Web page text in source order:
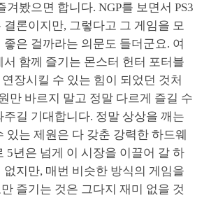
겨봤으면 합니다. NGP를 보면서 PS3
결론이지만, 그렇다고 그 게임을 모
은 걸까라는 의문도 들더군요. 여
서 함께 즐기는 몬스터 헌터 포터블
연장시킬 수 있는 힘이 되었던 것처
만 바르지 말고 정말 다르게 즐길 수
주길 기대합니다. 정말 상상을 깨는
있는 제원은 다 갖춘 강력한 하드웨
5년은 넘게 이 시장을 이끌어 갈 하
없지만, 매번 비슷한 방식의 게임을
즐기는 것은 그다지 재미 없을 것